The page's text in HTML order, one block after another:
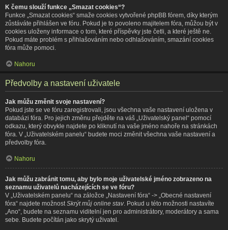
K čemu slouží funkce „Smazat cookies“?
Funkce „Smazat cookies“ smaže cookies vytvořené phpBB fórem, díky kterým
zůstáváte přihlášen ve fóru. Pokud je to povoleno majitelem fóra, můžou být v
cookies uloženy informace o tom, které příspěvky jste četli, a které ještě ne.
Pokud máte problém s přihlašováním nebo odhlašováním, smazání cookies
fóra může pomoci.
Nahoru
Předvolby a nastavení uživatele
Jak můžu změnit svoje nastavení?
Pokud jste se ve fóru zaregistrovali, jsou všechna vaše nastavení uložena v
databázi fóra. Pro jejich změnu přejděte na váš „Uživatelský panel“ pomocí
odkazu, který obvykle najdete po kliknutí na vaše jméno nahoře na stránkách
fóra. V „Uživatelském panelu“ budete moci změnit všechna vaše nastavení a
předvolby fóra.
Nahoru
Jak můžu zabránit tomu, aby bylo moje uživatelské jméno zobrazeno na
seznamu uživatelů nacházejících se ve fóru?
V „Uživatelském panelu“ na záložce „Nastavení fóra“ -> „Obecné nastavení
fóra“ najdete možnost Skrýt můj online stav. Pokud u této možnosti nastavíte
„Ano“, budete na seznamu viditelní jen pro administrátory, moderátory a sama
sebe. Budete počítán jako skrytý uživatel.